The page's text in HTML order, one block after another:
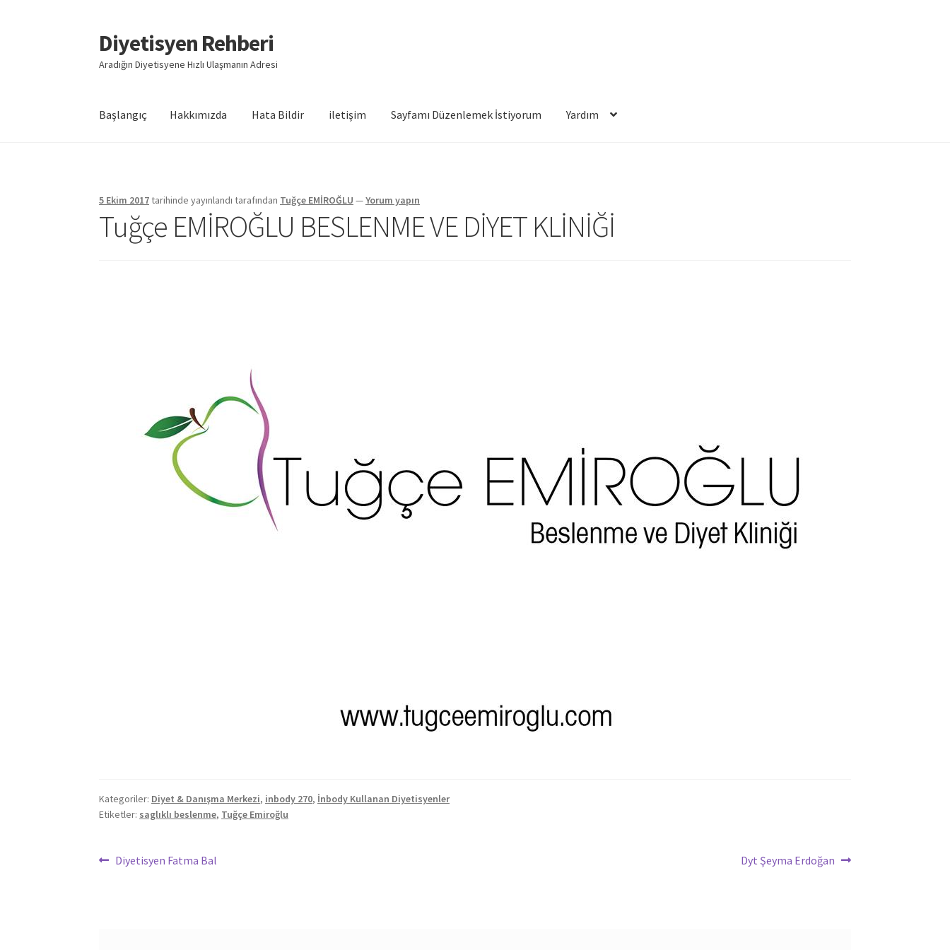
Dolaşıma
geç
İçeriğe
geç
Diyetisyen Rehberi
Aradığın Diyetisyene Hızlı Ulaşmanın Adresi
Başlangıç Hakkımızda Hata Bildir iletişim Sayfamı Düzenlemek İstiyorum Yardım
5 Ekim 2017tarihinde yayınlandı tarafından Tuğçe EMİROĞLU —Yorum yapın
Tuğçe EMİROĞLU BESLENME VE DİYET KLİNİĞİ
Kategoriler: Diyet & Danışma Merkezi, inbody 270, İnbody Kullanan Diyetisyenler
Etiketler: saglıklı beslenme, Tuğçe Emiroğlu
YazıÖnceki
Diyetisyen Fatma Bal
Sonraki
Dyt Şeyma Erdoğan